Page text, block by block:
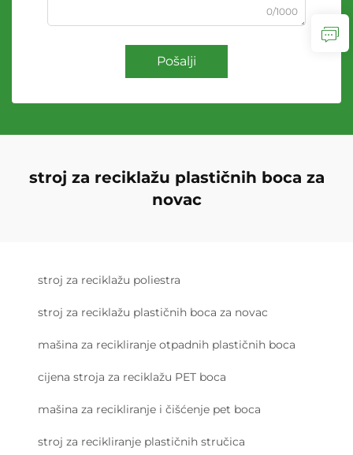
0/1000
Pošalji
stroj za reciklažu plastičnih boca za
novac
stroj za reciklažu poliestra
stroj za reciklažu plastičnih boca za novac
mašina za recikliranje otpadnih plastičnih boca
cijena stroja za reciklažu PET boca
mašina za recikliranje i čišćenje pet boca
stroj za recikliranje plastičnih stručica